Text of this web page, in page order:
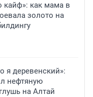
кайф»: как мама в
золото на
я деревенский»:
нефтяную
на Алтай